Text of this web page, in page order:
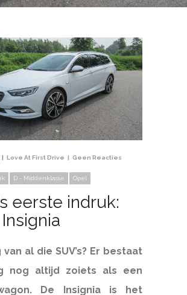
Love At First Drive Geen Reacties
D - Middenklasse Opel
eerste indruk:
van al die SUV’s? Er bestaat
nog altijd zoiets als een
De Insignia is het